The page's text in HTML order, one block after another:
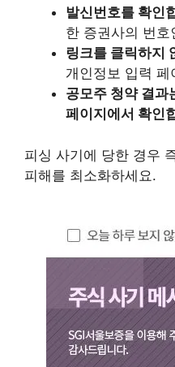
발신번호를 확인
한 증권사의 번
링크를 클릭하지
개인정보 입력
공모주 청약 결과
페이지에서 확인
피싱 사기에 당한 경우
피해를 최소화하세요.